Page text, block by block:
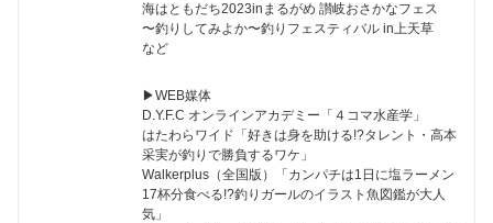
海はともだち2023inまるがめ 讃岐おさかなフェス
〜釣りしてみよか〜釣りフェスティバル in上天草
など
▶︎WEB媒体
D.Y.F.C オンラインアカデミー「４コマ水産学」
はたわらワイド「好きは身を助ける!?タレント・高本
采実が釣りで勝負するワケ」
Walkerplus（全国版）「カンパチは1日に塩ラーメン
17杯分食べる!?釣りガールのイラスト魚図鑑が大人
気」